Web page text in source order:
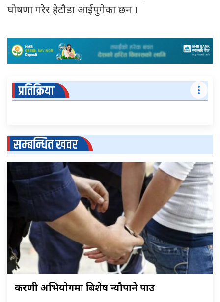
घोषणा गरेर हेटौडा आईपुगेका छन ।
प्रतिक्रिया
सम्बन्धित खवर
करणी अभियोगमा बिशेष न्यौपाने पक्राउ